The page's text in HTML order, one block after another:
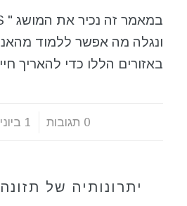
ונגלה מה אפשר ללמוד
באזורים הללו כדי להאריך
0 תגובות
/ 1 ביוני 2022
יתרונותיה של